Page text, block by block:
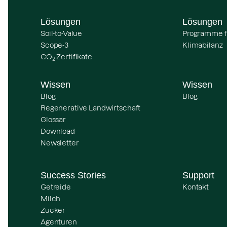
Lösungen
Soil-to-Value
Scope-3
CO2-Zertifikate
Lösungen
Programme
Klimabilanz
Wissen
Blog
Regenerative Landwirtschaft
Glossar
Download
Newsletter
Wissen
Blog
Success Stories
Getreide
Milch
Zucker
Agenturen
Support
Kontakt